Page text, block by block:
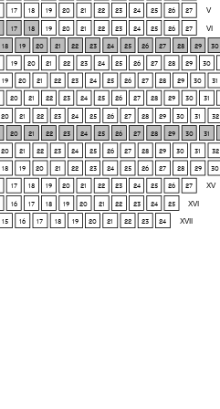
V
VI
XV
XVI
XVII
17 18 19 20 21 22 23 24 25 26 27
17 18 19 20 21 22 23 24 25 26 27
18 19 20 21 22 23 24 25 26 27 28 29 30
19 20 21 22 23 24 25 26 27 28 29 30
19 20 21 22 23 24 25 26 27 28 29 30 31
20 21 22 23 24 25 26 27 28 29 30 31
20 21 22 23 24 25 26 27 28 29 30 31 32
20 21 22 23 24 25 26 27 28 29 30 31
20 21 22 23 24 25 26 27 28 29 30 31 32
18 19 20 21 22 23 24 25 26 27 28 29 30
17 18 19 20 21 22 23 24 25 26 27
16 17 18 19 20 21 22 23 24 25
15 16 17 18 19 20 21 22 23 24